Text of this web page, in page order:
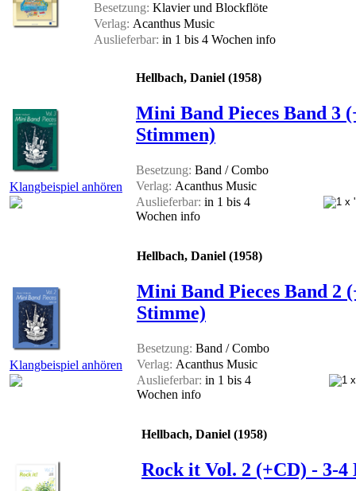
Besetzung: Klavier und Blockflöte
Verlag: Acanthus Music
Auslieferbar: in 1 bis 4 Wochen info
Klangbeispiel anhören
Hellbach, Daniel (1958)
Mini Band Pieces Band 3
Stimmen)
Besetzung: Band / Combo
Verlag: Acanthus Music
Auslieferbar: in 1 bis 4
Wochen info
Klangbeispiel anhören
Hellbach, Daniel (1958)
Mini Band Pieces Band 2
Stimme)
Besetzung: Band / Combo
Verlag: Acanthus Music
Auslieferbar: in 1 bis 4
Wochen info
Hellbach, Daniel (1958)
Rock it Vol. 2 (+CD) - 3-